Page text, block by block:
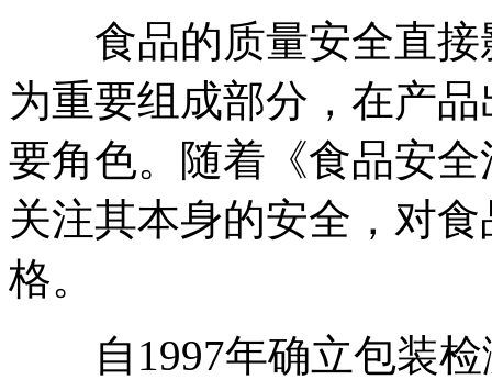
食品的质量安全直接
为重要组成部分，在产
要角色。随着《食品安
关注其本身的安全，对
格。
自1997年确立包装检